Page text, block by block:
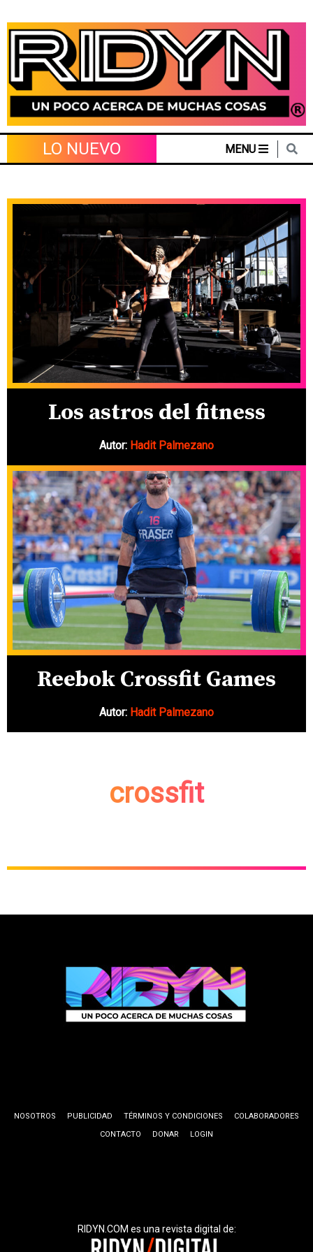
content
LO NUEVO MENU
Los astros del fitness
Autor: Hadit Palmezano
Reebok Crossfit Games
Autor: Hadit Palmezano
crossfit
NOSOTROS PUBLICIDAD TÉRMINOS Y CONDICIONES
COLABORADORES
CONTACTO
DONAR LOGIN
RIDYN.COM es una revista digital de: